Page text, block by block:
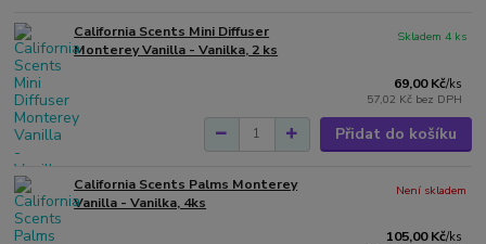
California Scents Mini Diffuser
Monterey Vanilla - Vanilka, 2 ks
69,00 Kč/ks
57,02 Kč bez DPH
Skladem 4 ks
Přidat do košíku
California Scents Palms Monterey
Vanilla - Vanilka, 4ks
105,00 Kč/ks
Není skladem